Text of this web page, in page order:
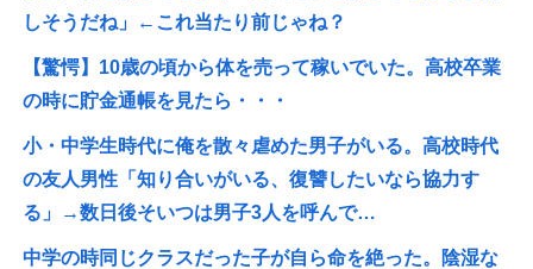
しそうだね」←これ当たり前じゃね？
【驚愕】10歳の頃から体を売って稼いでいた。高校卒業
の時に貯金通帳を見たら・・・
小・中学生時代に俺を散々虐めた男子がいる。高校時代
の友人男性「知り合いがいる、復讐したいなら協力す
る」→数日後そいつは男子3人を呼んで…
中学の時同じクラスだった子が自ら命を絶った。陰湿な